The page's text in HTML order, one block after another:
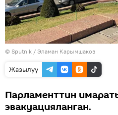
© Sputnik / Эламан Карымшаков
Жазылуу
Парламенттин
эвакуацияланган.